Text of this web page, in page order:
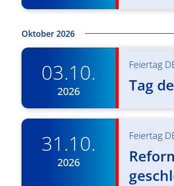
Oktober 2026
03.10.
2026
Feiertag
Tag
31.10.
2026
Feiertag